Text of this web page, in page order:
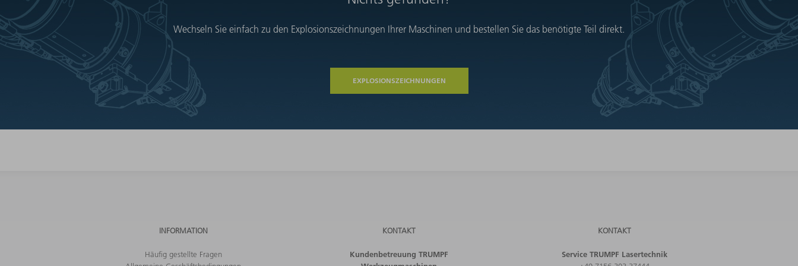
Wechseln Sie einfach zu den Explosionszeichnungen Ihrer Maschinen und bestellen Sie das benötigte Teil direkt.
EXPLOSIONSZEICHNUNGEN
INFORMATION
Häufig gestellte Fragen
KONTAKT
Kundenbetreuung TRUMPF
KONTAKT
Service TRUMPF Lasertechnik